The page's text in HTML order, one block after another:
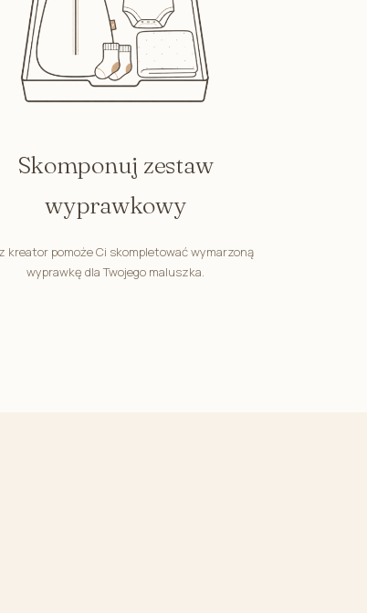
Skomponuj zestaw
wyprawkowy
kreator pomoże Ci skompletować wymarzoną
wyprawkę dla Twojego maluszka.